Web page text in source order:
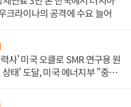
크라이나의 공격에 수요 늘어
사' 미국 오클로 SMR 연구용 원
태' 도달, 미국 에너지부 "중요